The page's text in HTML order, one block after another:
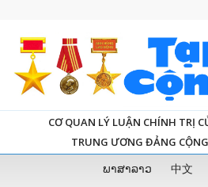
CƠ QUAN LÝ LUẬN CHÍNH TRỊ
TRUNG ƯƠNG ĐẢNG
ພາສາລາວ 中文